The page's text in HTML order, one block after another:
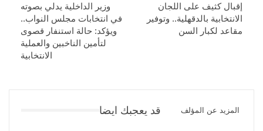
وزير الداخلية يدلي بصوته
في انتخابات مجلس النواب..
ويؤكد: حالة استنفار قصوى
لتأمين الناخبين والعملية
الانتخابية
إقبال كثيف على اللجان
الانتخابية بالدقهلية.. وتوفير
مقاعد لكبار السن
قد يعجبك ايضا المزيد عن المؤلف